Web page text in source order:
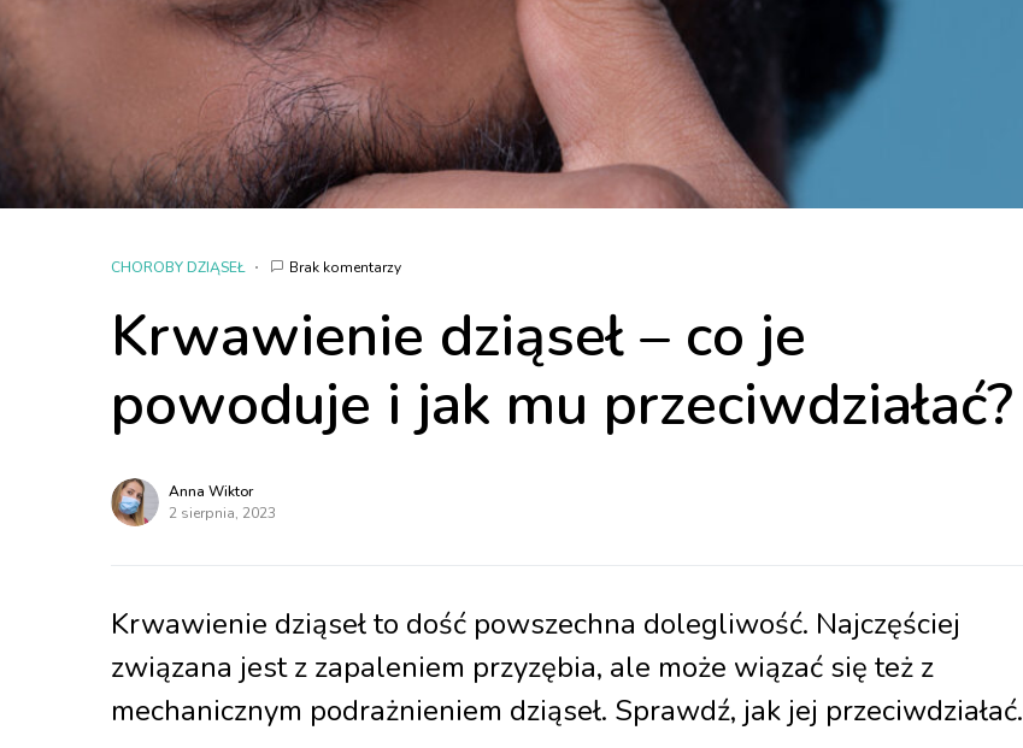
CHOROBY DZIĄSEŁ Brak komentarzy
Krwawienie dziąseł – co je
powoduje i jak mu przeciwdziałać?
Anna Wiktor
2 sierpnia, 2023
Krwawienie dziąseł to dość powszechna dolegliwość. Najczęściej
związana jest z zapaleniem przyzębia, ale może wiązać się też z
mechanicznym podrażnieniem dziąseł. Sprawdź, jak jej przeciwdziałać.